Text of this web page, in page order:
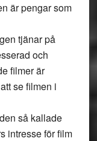
är pengar som
tjänar på
och
filmer är
se filmen i
så kallade
intresse för film